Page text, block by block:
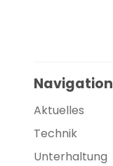
Navigation
Aktuelles
Technik
Unterhaltung